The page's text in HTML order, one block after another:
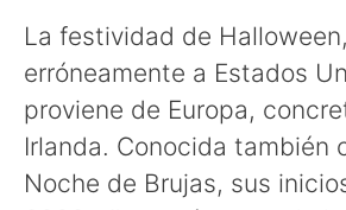
La festividad de
erróneamente a Estados
proviene de Europa,
Irlanda. Conocida también
Noche de Brujas, sus